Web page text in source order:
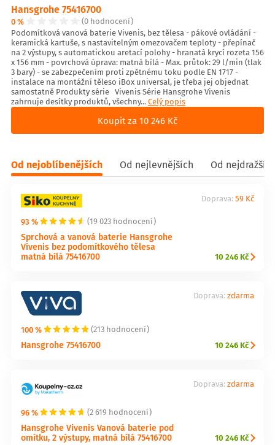
Hansgrohe 75416700
0 %
(0 hodnocení)
Podomítková vanová baterie Vivenis, bez tělesa - pákové ovládání -
keramická kartuše, s nastavitelným omezovačem teploty - přepínač
na 2 výstupy, s automatickou aretací polohy - hranatá krycí rozeta 156
x 156 mm - povrchová úprava: matná bílá - Max. průtok: 29 l/min (tlak
3 bary) - se zabezpečením proti zpětnému toku podle EN 1717 -
instalace na montážní těleso iBox universal, je třeba jej objednat
samostatně Produkty série Vivenis Série Hansgrohe Vivenis
zahrnuje desítky produktů, všechny...Celý popis
Koupit za 10 246 Kč
Od nejoblíbenějších Od nejlevnějších Od
93 % (19 023 hodnocení)
Sprchová a vanová baterie Hansgrohe
Vivenis bez podomítkového tělesa
matná bílá 75416700
Doprava: 59 Kč
10 246 Kč
100 % (213 hodnocení)
Hansgrohe 75416700
Doprava: zdarma
10 246 Kč
96 % (2 619 hodnocení)
Hansgrohe Vivenis Vanová baterie pod
omítku, 2 výstupy, matná bílá 75416700
Doprava: zdarma
10 246 Kč